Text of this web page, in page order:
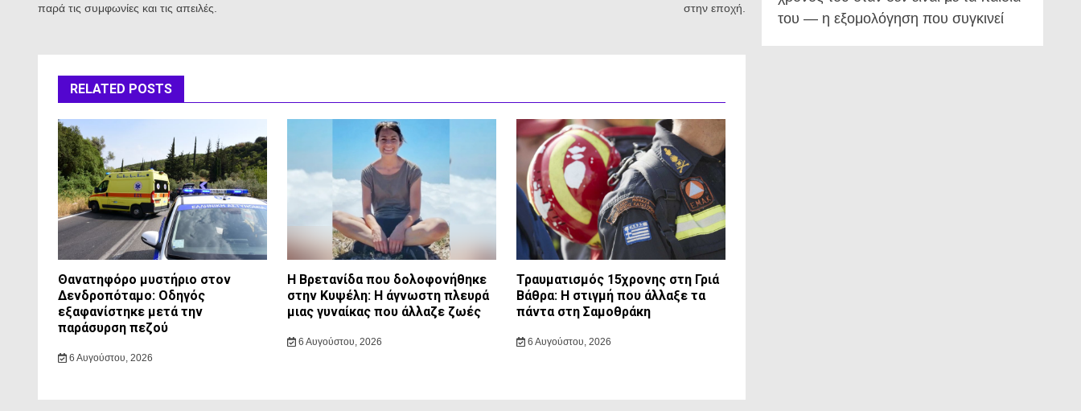
παρά τις συμφωνίες και τις απειλές.
στην εποχή.
RELATED POSTS
Θανατηφόρο μυστήριο στον
Δενδροπόταμο: Οδηγός
εξαφανίστηκε μετά την
παράσυρση πεζού
6 Αυγούστου, 2026
Η Βρετανίδα που δολοφονήθηκε
στην Κυψέλη: Η άγνωστη πλευρά
μιας γυναίκας που άλλαζε ζωές
6 Αυγούστου, 2026
Τραυματισμός 15χρονης στη Γριά
Βάθρα: Η στιγμή που άλλαξε τα
πάντα στη Σαμοθράκη
6 Αυγούστου, 2026
του — η εξομολόγηση που συγκινεί